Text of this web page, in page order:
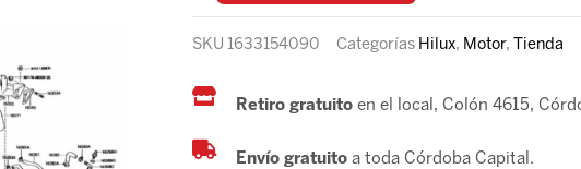
SKU 1633154090 Categorías Hilux, Motor, Tienda
Retiro gratuito en el local, Colón 4615,
Envío gratuitoa toda Córdoba Capital.